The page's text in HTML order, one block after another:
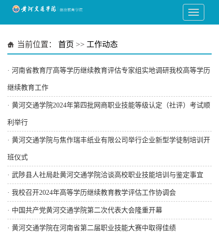
当前位置： 首页 >> 工作动态
· 河南省教育厅高等学历继续教育评估专家组实地调研我校高等学历
继续教育工作
· 黄河交通学院2024年第四批网商职业技能等级认定（社评）考试顺
利举行
· 黄河交通学院与焦作瑞丰纸业有限公司举行企业新型学徒制培训开
班仪式
· 武陟县人社局赴黄河交通学院洽谈高校职业技能培训与鉴定事宜
· 我校召开2024年高等学历继续教育教学评估工作协调会
· 中国共产党黄河交通学院第二次代表大会隆重开幕
· 黄河交通学院在河南省第二届职业技能大赛中取得佳绩